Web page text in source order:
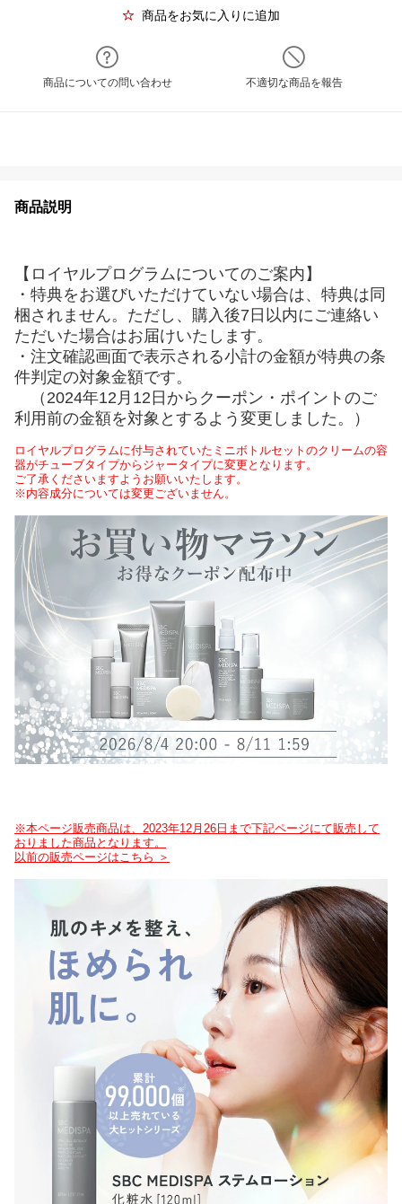
商品をお気に入りに追加
商品についての問い合わせ 不適切な商品を報告
商品説明
【ロイヤルプログラムについてのご案内】
・特典をお選びいただけていない場合は、特典は同
梱されません。ただし、購入後7日以内にご連絡い
ただいた場合はお届けいたします。
・注文確認画面で表示される小計の金額が特典の条
件判定の対象金額です。
（2024年12月12日からクーポン・ポイントのご
利用前の金額を対象とするよう変更しました。）
ロイヤルプログラムに付与されていたミニボトルセットのクリームの容
器がチューブタイプからジャータイプに変更となります。
ご了承くださいますようお願いいたします。
※内容成分については変更ございません。
※本ページ販売商品は、2023年12月26日まで下記ページにて販売して
おりました商品となります。
以前の販売ページはこちら ＞